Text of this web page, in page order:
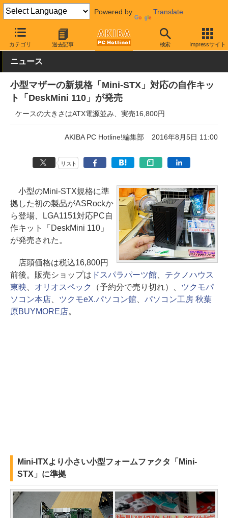
Powered by Translate
カテゴリ 過去記事 検索 Impressサイト
AKIBA PC Hotline! PCパーツ ベアボーン ASRock
ニュース
小型マザーの新規格「Mini-STX」対応の自作キッ
ト「DeskMini 110」が発売
ケースの大きさはATX電源並み、実売16,800円
AKIBA PC Hotline!編集部 2016年8月5日 11:00
リスト
小型のMini-STX規格に準
拠した初の製品がASRockか
ら登場、LGA1151対応PC自
作キット「DeskMini 110」
が発売された。
店頭価格は税込16,800円
前後。販売ショップは ドスパラパーツ館、 テクノハウス
東映
オリオスペック （予約分で売り切れ）、 ツクモパ
ソコン本店、 ツクモeX.パソコン館、 パソコン工房 秋葉
原BUYMORE店。
Mini-ITXより小さい小型フォームファクタ「Mini-
STX」に準拠